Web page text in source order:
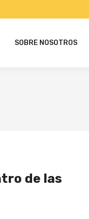
SOBRE NOSOTROS
de las